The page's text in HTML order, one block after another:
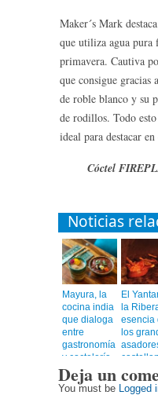
Maker´s Mark
que utiliza agua
primavera. Cautiva
que consigue gracias
de roble blanco y su
de rodillos. Todo
ideal para destacar
Cóctel
Noticias
Mayura, la
cocina india
que dialoga
entre
gastronomía
y coctelería
de autor
El
la
esencia
los
corazón
Deja un
You must be Logged